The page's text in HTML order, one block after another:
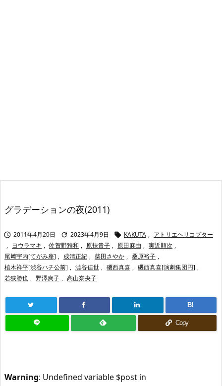
グラデーションの夜(2011)
 2011年4月20日  2023年4月9日  KAKUTA , アトリエヘリコプター
, ヨウラマキ , 佐賀野雅和 , 原扶貴子 , 原田麻由 , 実近順次 ,
尾﨑宇内[てがみ座] , 成清正紀 , 柴田さやか , 桑原裕子 ,
植木祥平[渋谷ハチ公前] , 澁谷佳世 , 磯西真喜 , 磯西真喜[演劇集団円] ,
若狭勝也 , 野澤爽子 , 高山奈央子
B!
Copy
Warning: Undefined variable $post in